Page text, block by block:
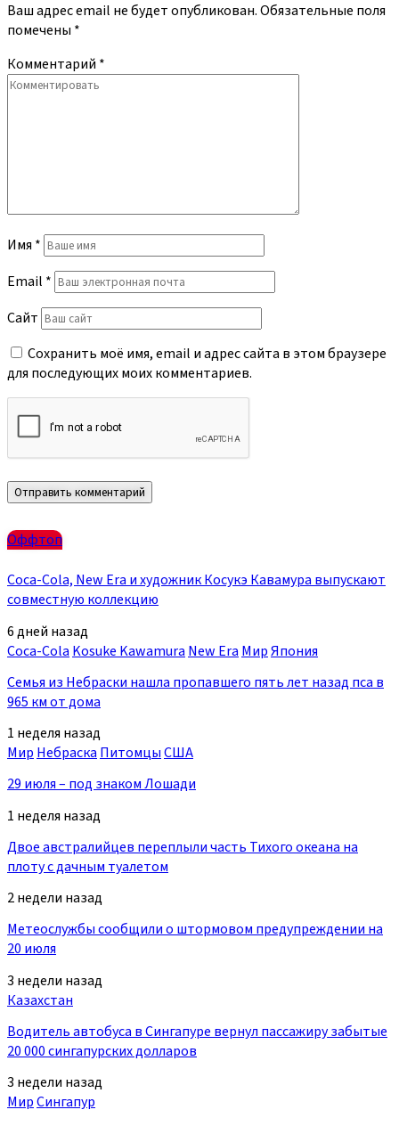
Ваш адрес email не будет опубликован.Обязательные поля
помечены *
Комментарий *
Имя *
Email *
Сайт
Сохранить моё имя, email и адрес сайта в этом браузере
для последующих моих комментариев.
Оффтоп
Coca-Cola, New Era и художник Косукэ Кавамура выпускают
совместную коллекцию
6 дней назад
Coca-Cola Kosuke Kawamura New Era МирЯпония
Семья из Небраски нашла пропавшего пять лет назад пса в
965 км от дома
1 неделя назад
Мир Небраска ПитомцыСША
29 июля – под знаком Лошади
1 неделя назад
Двое австралийцев переплыли часть Тихого океана на
плоту с дачным туалетом
2 недели назад
Метеослужбы сообщили о штормовом предупреждении на
20 июля
3 недели назад
Казахстан
Водитель автобуса в Сингапуре вернул пассажиру забытые
20 000 сингапурских долларов
3 недели назад
МирСингапур